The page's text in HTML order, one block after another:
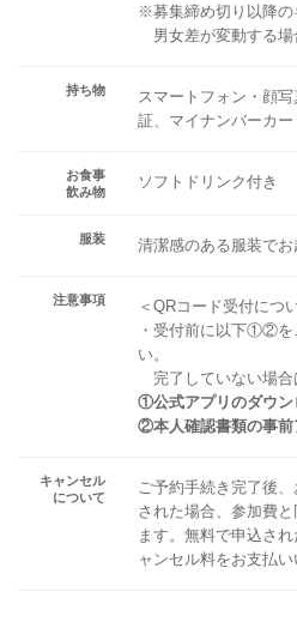
※募集締め切り以降の
男女差が変動する場
持ち物
スマートフォン・顔
証、マイナンバーカー
お食事
飲み物
ソフトドリンク付き
服装 清潔感のある服装でお
注意事項
＜QRコード受付につ
・受付前に以下①②を
い。
完了していない場合
①公式アプリのダウン
②本人確認書類の事前
キャンセル
について
ご予約手続き完了後
された場合、参加費
ます。無料で申込さ
ャンセル料をお支払い